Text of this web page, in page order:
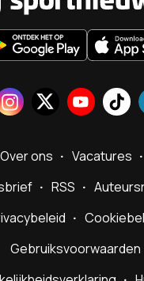
Over ons Vacatures
RSS
Gebruiksvoorwaarden